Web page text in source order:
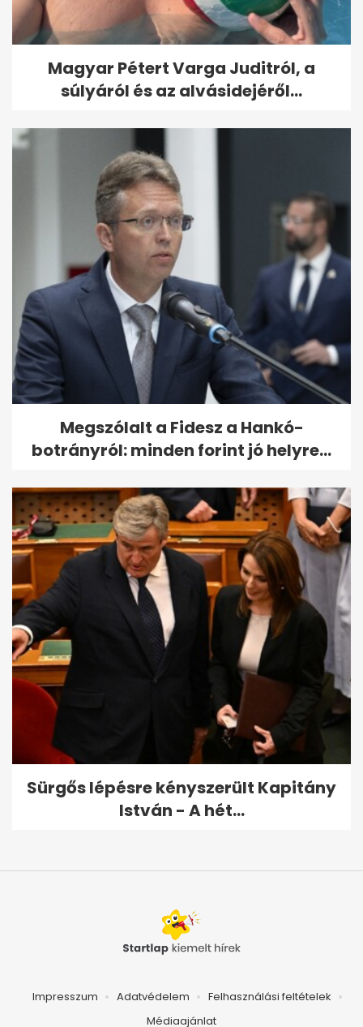
Magyar Pétert Varga Juditról, a
súlyáról és az alvásidejéről...
Megszólalt a Fidesz a Hankó-
botrányról: minden forint jó helyre...
Sürgős lépésre kényszerült Kapitány
István - A hét...
Impresszum Adatvédelem
Felhasználási feltételek
Médiaajánlat